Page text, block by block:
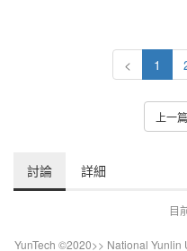
< 1
上一篇
討論 詳細
目
YunTech ©2020>> National